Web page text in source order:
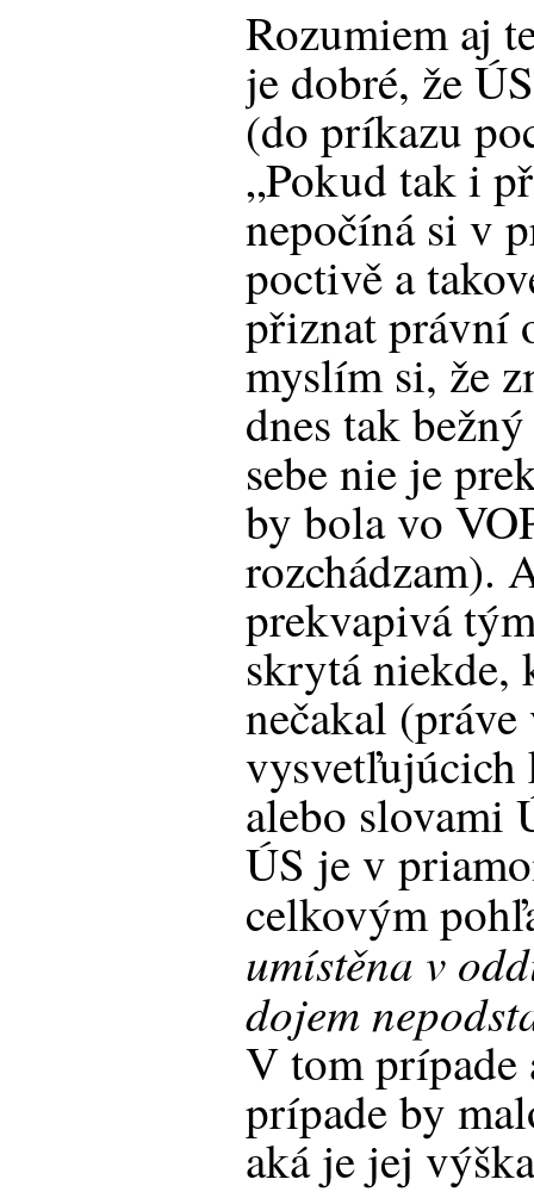
Rozumiem aj
je dobré, že
(do príkazu
„Pokud tak i
nepočíná si v
poctivě a
přiznat právní
myslím si, že
dnes tak
sebe nie je
by bola vo
rozchádzam).
prekvapivá
skrytá niekde,
nečakal
vysvetľujúcich
alebo slovami
ÚS je v
celkovým
umístěna v
dojem
V tom
prípade by
aká je jej